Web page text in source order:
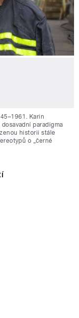
Karin
paradigma
historii stále
o „černé